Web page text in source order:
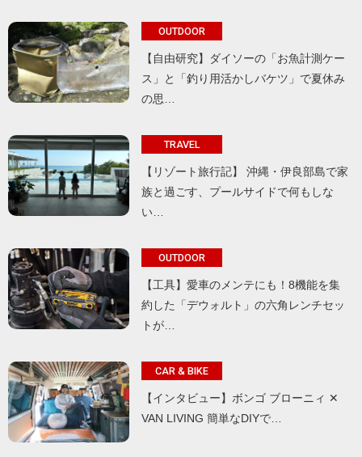
OUTDOOR
【自由研究】ダイソーの「お魚計測ケー
ス」と「釣り用活かしバケツ」で夏休み
の思…
TRAVEL
【リゾート旅行記】 沖縄・伊良部島で家
族と過ごす、プールサイドで何もしな
い…
OUTDOOR
【工具】愛車のメンテにも！8機能を集
約した「デウォルト」の六角レンチセッ
トが…
CAR & BIKE
【インタビュー】ボンゴ ブローニィ ✕
VAN LIVING 簡単なDIYで…